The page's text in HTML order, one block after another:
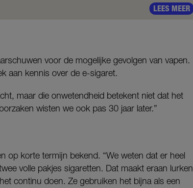
LEES MEER
voor de mogelijke gevolgen van vapen.
aan kennis over de e-sigaret.
maar die onwetendheid betekent niet dat het
wisten we ook pas 30 jaar later.”
op korte termijn bekend. “We weten dat er heel
volle pakjes sigaretten. Dat maakt eraan lurken
continu doen. Ze gebruiken het bijna als een